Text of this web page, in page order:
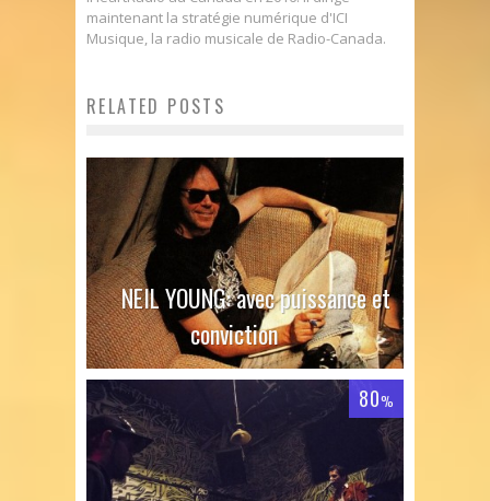
maintenant la stratégie numérique d'ICI
Musique, la radio musicale de Radio-Canada.
RELATED POSTS
NEIL YOUNG: avec puissance et
conviction
80%